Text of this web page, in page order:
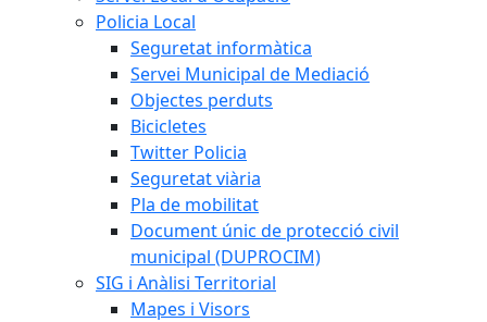
Policia Local
Seguretat informàtica
Servei Municipal de Mediació
Objectes perduts
Bicicletes
Twitter Policia
Seguretat viària
Pla de mobilitat
Document únic de protecció civil
municipal (DUPROCIM)
SIG i Anàlisi Territorial
Mapes i Visors